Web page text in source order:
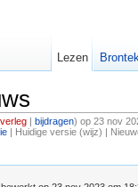
| bijdragen) op 23 nov
| Huidige versie (wijz) |
Lezen